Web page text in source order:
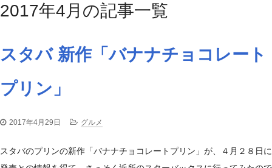
2017年4月の記事一覧
スタバ 新作「バナナチョコレート
プリン」
2017年4月29日 グルメ
スタバのプリンの新作「バナナチョコレートプリン」が、４月２８日に